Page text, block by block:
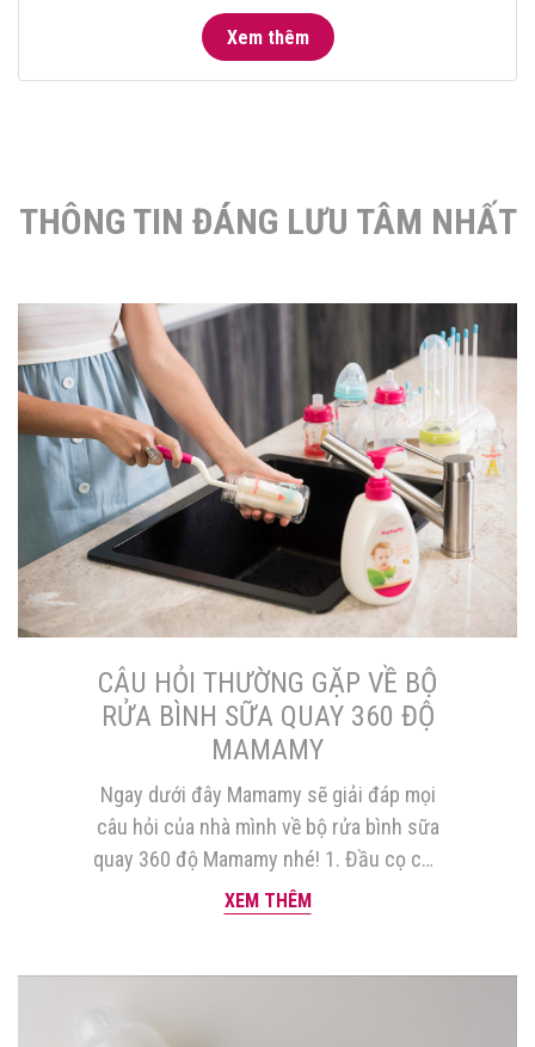
Xem thêm
THÔNG TIN ĐÁNG LƯU TÂM NHẤT
CÂU HỎI THƯỜNG GẶP VỀ BỘ
RỬA BÌNH SỮA QUAY 360 ĐỘ
MAMAMY
Ngay dưới đây Mamamy sẽ giải đáp mọi
câu hỏi của nhà mình về bộ rửa bình sữa
quay 360 độ Mamamy nhé! 1. Đầu cọ của
bộ rửa bình sữa quay 360 độ Mamamy
được làm từ nguyên liệu gì? Để giải
XEM THÊM